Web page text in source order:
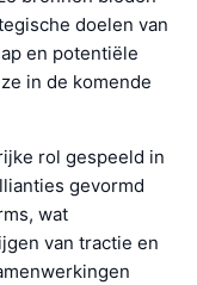
doelen van
en potentiële
in de komende
rol gespeeld in
gevormd
wat
van tractie en